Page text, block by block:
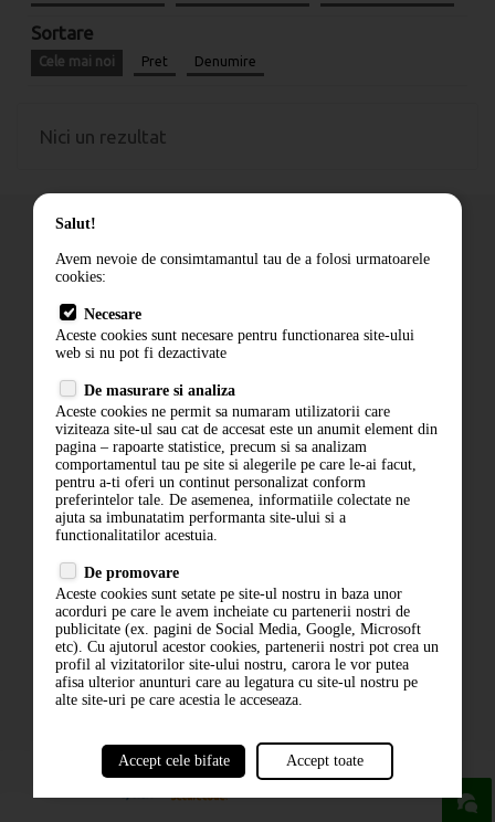
Sortare
Cele mai noi Pret Denumire
Nici un rezultat
Cum comand
Livrare
Contact
Politica de confidentialitate
ANPC
ABONARE LA NEWSLETTER
ABONARE
Salut!
Avem nevoie de consimtamantul tau de a folosi urmatoarele
cookies:
Necesare
Aceste cookies sunt necesare pentru functionarea site-ului
web si nu pot fi dezactivate
De masurare si analiza
Aceste cookies ne permit sa numaram utilizatorii care
viziteaza site-ul sau cat de accesat este un anumit element din
pagina – rapoarte statistice, precum si sa analizam
comportamentul tau pe site si alegerile pe care le-ai facut,
pentru a-ti oferi un continut personalizat conform
preferintelor tale. De asemenea, informatiile colectate ne
ajuta sa imbunatatim performanta site-ului si a
functionalitatilor acestuia.
De promovare
Aceste cookies sunt setate pe site-ul nostru in baza unor
acorduri pe care le avem incheiate cu partenerii nostri de
publicitate (ex. pagini de Social Media, Google, Microsoft
etc). Cu ajutorul acestor cookies, partenerii nostri pot crea un
profil al vizitatorilor site-ului nostru, carora le vor putea
afisa ulterior anunturi care au legatura cu site-ul nostru pe
alte site-uri pe care acestia le acceseaza.
Accept cele bifate Accept toate